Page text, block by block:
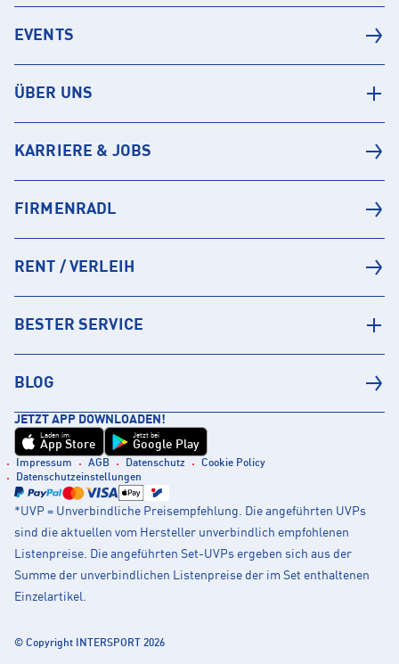
EVENTS
ÜBER UNS
KARRIERE & JOBS
FIRMENRADL
RENT / VERLEIH
BESTER SERVICE
BLOG
JETZT APP DOWNLOADEN!
Laden im
App Store
Jetzt bei
Google Play
Impressum AGB Datenschutz
Cookie Policy
Datenschutzeinstellungen
*UVP = Unverbindliche Preisempfehlung. Die angeführten UVPs
sind die aktuellen vom Hersteller unverbindlich empfohlenen
Listenpreise. Die angeführten Set-UVPs ergeben sich aus der
Summe der unverbindlichen Listenpreise der im Set enthaltenen
Einzelartikel.
© Copyright INTERSPORT 2026